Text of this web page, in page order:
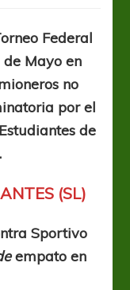
pero
no
le
alcanzó
Federal
Mayo en
no
por el
de
(SL)
Sportivo
empato en